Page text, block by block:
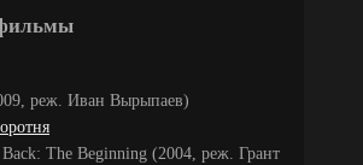
реж. Иван Вырыпаев)
Back: The Beginning (2004, реж. Грант